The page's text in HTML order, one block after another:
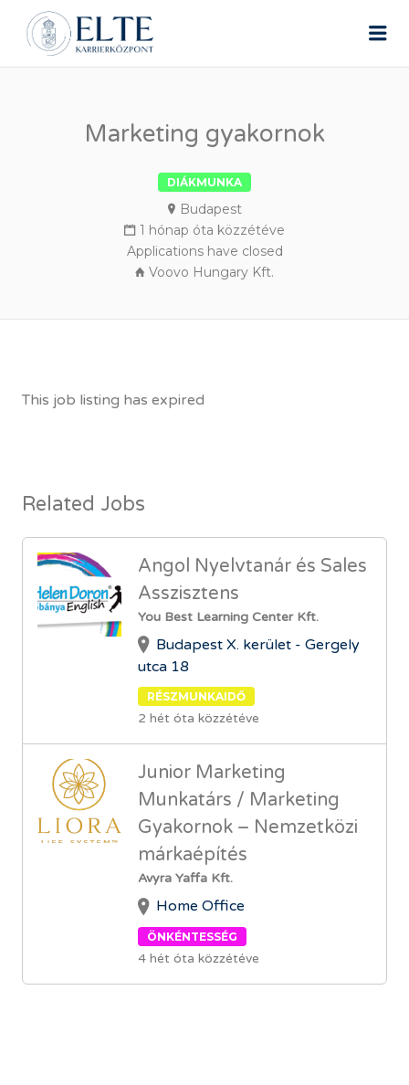
ELTE ÁLLÁSPORTÁL
Marketing gyakornok
DIÁKMUNKA
Budapest
1 hónap óta közzétéve
Applications have closed
Voovo Hungary Kft.
This job listing has expired
Related Jobs
Angol Nyelvtanár és Sales
Asszisztens
You Best Learning Center Kft.
Budapest X. kerület - Gergely
utca 18
RÉSZMUNKAIDŐ
2 hét óta közzétéve
Junior Marketing
Munkatárs / Marketing
Gyakornok – Nemzetközi
márkaépítés
Avyra Yaffa Kft.
Home Office
ÖNKÉNTESSÉG
4 hét óta közzétéve